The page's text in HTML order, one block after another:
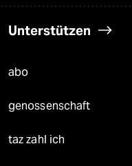
Unterstützen
abo
genossenschaft
taz zahl ich